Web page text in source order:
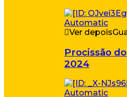
Ver depois
Procissão
2024